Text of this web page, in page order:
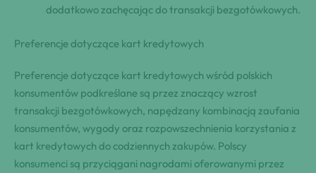
dodatkowo zachęcając do transakcji bezgotówkowych.
Preferencje dotyczące kart kredytowych
Preferencje dotyczące kart kredytowych wśród polskich
konsumentów podkreślane są przez znaczący wzrost
transakcji bezgotówkowych, napędzany kombinacją zaufania
konsumentów, wygody oraz rozpowszechnienia korzystania z
kart kredytowych do codziennych zakupów. Polscy
konsumenci są przyciągani nagrodami oferowanymi przez